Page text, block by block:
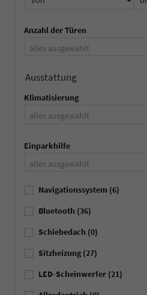
Anzahl der Türen
alles ausgewählt
Ausstattung
Klimatisierung
alles ausgewählt
Einparkhilfe
alles ausgewählt
Navigationssystem (6)
Bluetooth (36)
Schiebedach (0)
Sitzheizung (27)
LED-Scheinwerfer (21)